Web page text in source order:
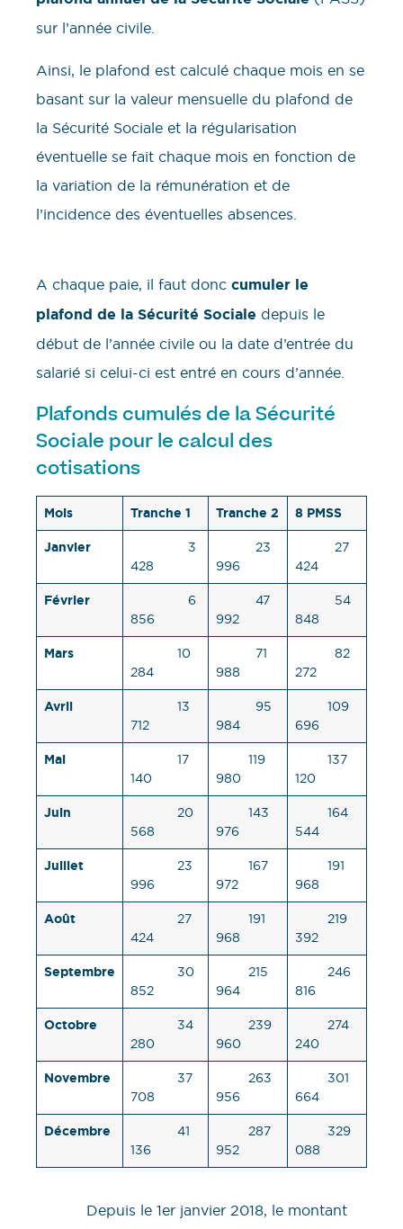
sur l’année civile.
Ainsi, le plafond est calculé chaque mois en se
basant sur la valeur mensuelle du plafond de
la Sécurité Sociale et la régularisation
éventuelle se fait chaque mois en fonction de
la variation de la rémunération et de
l’incidence des éventuelles absences.
A chaque paie, il faut donc cumuler le
plafond de la Sécurité Sociale depuis le
début de l’année civile ou la date d’entrée du
salarié si celui-ci est entré en cours d’année.
Plafonds cumulés de la Sécurité
Sociale pour le calcul des
cotisations
Mois Tranche 1 Tranche 2
8 PMSS
Janvier
3
428
23
996
27
424
Février
6
856
47
992
54
848
Mars
10
284
71
988
82
272
Avril
13
712
95
984
109
696
Mai
17
140
119
980
137
120
Juin
20
568
143
976
164
544
Juillet
23
996
167
972
191
968
Août
27
424
191
968
219
392
Septembre
30
852
215
964
246
816
Octobre
34
280
239
960
274
240
Novembre
37
708
263
956
301
664
Décembre
41
136
287
952
329
088
Depuis le 1er janvier 2018, le montant